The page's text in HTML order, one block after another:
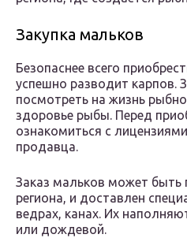
Закупка мальков
Безопаснее всего
успешно разводит карпов.
посмотреть на жизнь
здоровье рыбы. Перед
ознакомиться с
продавца.
Заказ мальков может быть
региона, и доставлен
ведрах, канах. Их
или дождевой.